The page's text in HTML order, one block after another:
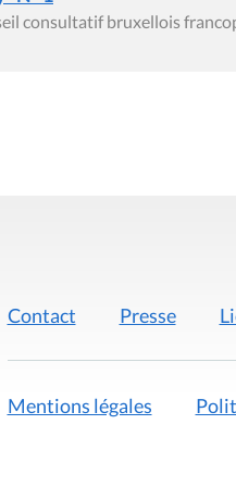
consultatif bruxellois
Contact Presse
Mentions légales